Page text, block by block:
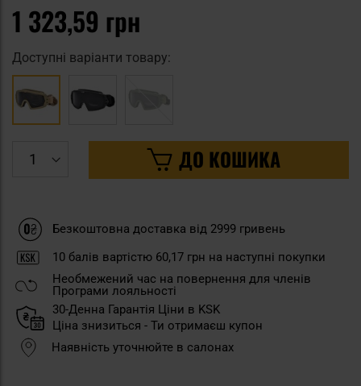
1 323,59 грн
Доступні варіанти товару:
ДО КОШИКА
Безкоштовна доставка від 2999 гривень
10 балів вартістю 60,17 грн на наступні покупки
Необмежений час на повернення для членів
Програми лояльності
30-Денна Гарантія Ціни в KSK
Ціна знизиться - Ти отримаєш купон
Наявність уточнюйте в салонах